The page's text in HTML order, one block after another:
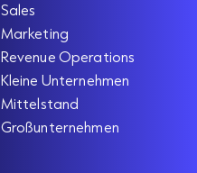
Sales
Marketing
Revenue Operations
Kleine Unternehmen
Mittelstand
Großunternehmen